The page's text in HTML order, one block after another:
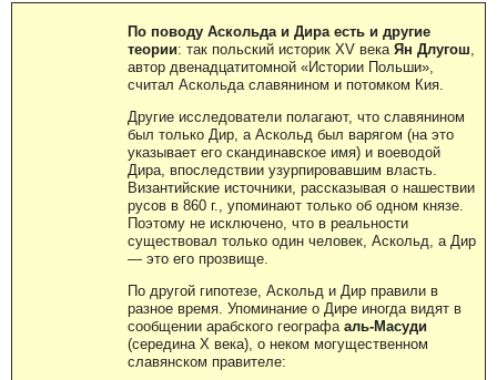
По поводу Аскольда и Дира есть и другие
теории: так польский историк XV века Ян Длугош
автор двенадцатитомной «Истории Польши»,
считал Аскольда славянином и потомком Кия.
Другие исследователи полагают, что славянином
был только Дир, а Аскольд был варягом (на это
указывает его скандинавское имя) и воеводой
Дира, впоследствии узурпировавшим власть.
Византийские источники, рассказывая о нашествии
русов в 860 г., упоминают только об одном князе.
Поэтому не исключено, что в реальности
существовал только один человек, Аскольд, а Дир
— это его прозвище.
По другой гипотезе, Аскольд и Дир правили в
разное время. Упоминание о Дире иногда видят в
сообщении арабского географа аль-Масуди
(середина X века), о неком могущественном
славянском правителе: